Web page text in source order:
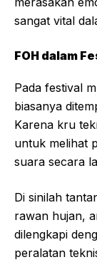
sangat vital
FOH dalam
Pada festival
biasanya
Karena kru
untuk melihat
suara secara
Di sinilah
rawan hujan,
dilengkapi
peralatan